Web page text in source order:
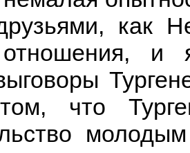
как
отношения,
что